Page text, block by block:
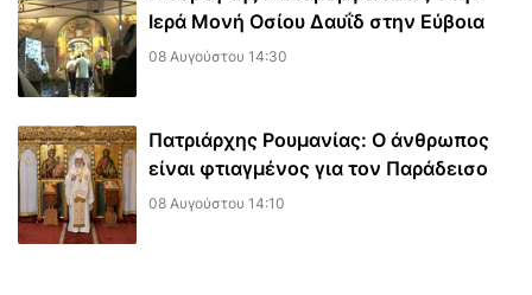
Ιερά Μονή Οσίου Δαυΐδ στην Εύβοια
08 Αυγούστου 14:30
Πατριάρχης Ρουμανίας: Ο άνθρωπος
είναι φτιαγμένος για τον Παράδεισο
08 Αυγούστου 14:10